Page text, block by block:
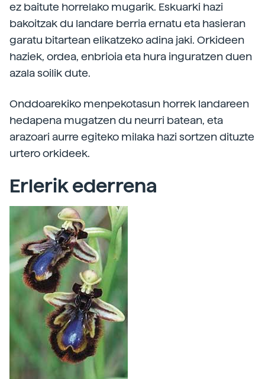
ez baitute horrelako mugarik. Eskuarki hazi
bakoitzak du landare berria ernatu eta hasieran
garatu bitartean elikatzeko adina jaki. Orkideen
haziek, ordea, enbrioia eta hura inguratzen duen
azala soilik dute.
Onddoarekiko menpekotasun horrek landareen
hedapena mugatzen du neurri batean, eta
arazoari aurre egiteko milaka hazi sortzen dituzte
urtero orkideek.
Erlerik ederrena